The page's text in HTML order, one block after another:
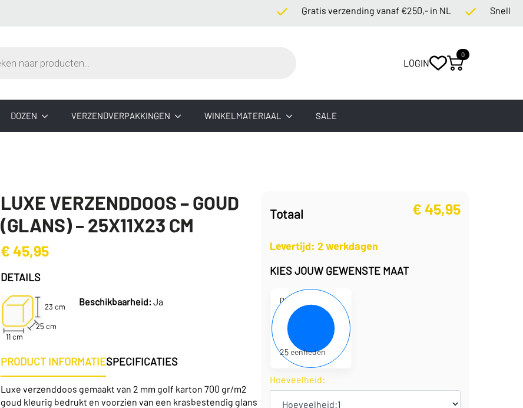
Gratis verzending vanaf €250,- in NL Snelle
LOGIN
0
DOZEN VERZENDVERPAKKINGEN WINKELMATERIAAL SALE
LUXE VERZENDDOOS – GOUD
(GLANS) – 25X11X23 CM
€ 45,95
DETAILS
23 cm
25 cm
11 cm
Beschikbaarheid:Ja
PRODUCT INFORMATIESPECIFICATIES
Luxe verzenddoos gemaakt van 2 mm golf karton 700 gr/m2
goud kleurig bedrukt en voorzien van een krasbestendig glans
Totaal € 45,95
Levertijd: 2 werkdagen
KIES JOUW GEWENSTE MAAT
D320105
25 x 11 x 23 cm
1,84 per eenheid
45,95 per doos
25 eenheden
Hoeveelheid: